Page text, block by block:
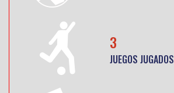
3
JUEGOS JUGADOS